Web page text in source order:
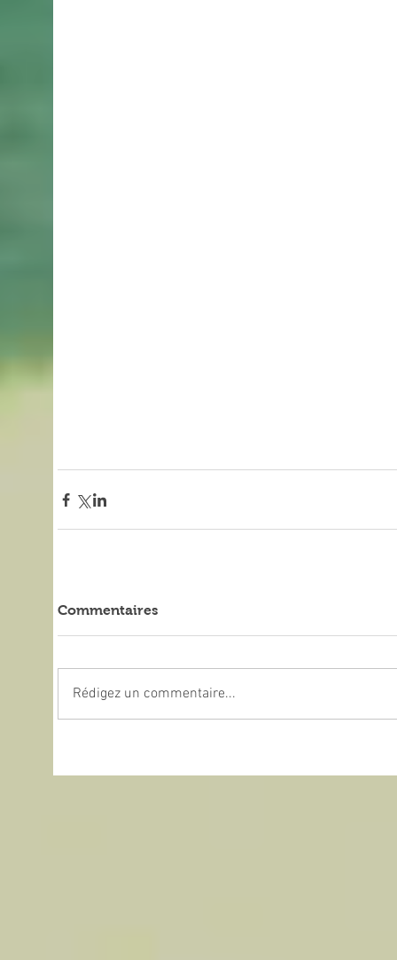
Commentaires
Rédigez un commentaire...